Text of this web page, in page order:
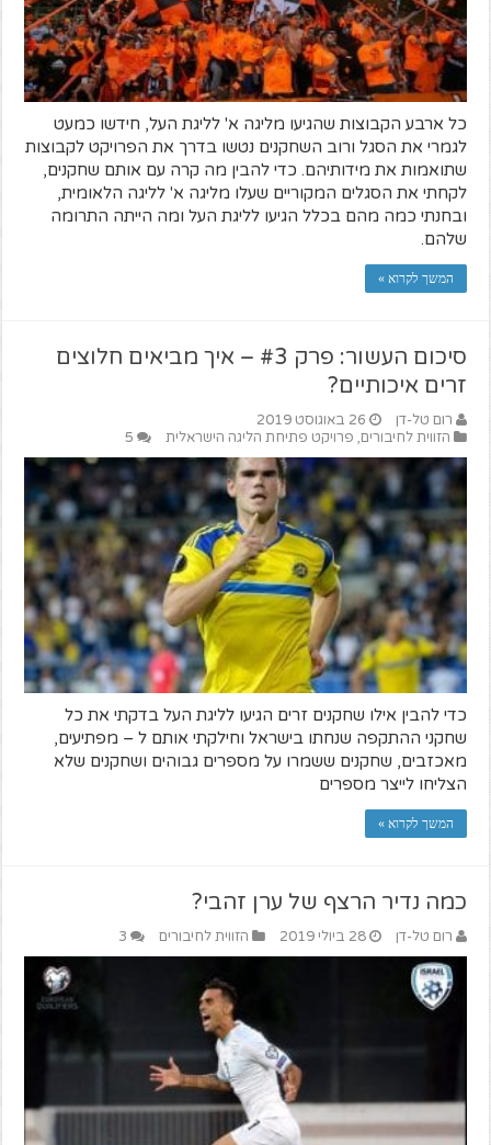
כל ארבע הקבוצות שהגיעו מליגה א' לליגת העל, חידשו כמעט
לגמרי את הסגל ורוב השחקנים נטשו בדרך את הפרויקט לקבוצות
שתואמות את מידותיהם. כדי להבין מה קרה עם אותם שחקנים,
לקחתי את הסגלים המקוריים שעלו מליגה א' לליגה הלאומית,
ובחנתי כמה מהם בכלל הגיעו לליגת העל ומה הייתה התרומה
שלהם.
המשך לקרוא »
סיכום העשור: פרק #3 – איך מביאים חלוצים
זרים איכותיים?
רום טל-דן
26 באוגוסט 2019
הזווית לחיבורים, פרויקט פתיחת הליגה הישראלית 5
כדי להבין אילו שחקנים זרים הגיעו לליגת העל בדקתי את כל
שחקני ההתקפה שנחתו בישראל וחילקתי אותם ל – מפתיעים,
מאכזבים, שחקנים ששמרו על מספרים גבוהים ושחקנים שלא
הצליחו לייצר מספרים
המשך לקרוא »
כמה נדיר הרצף של ערן זהבי?
רום טל-דן 28 ביולי 2019 הזווית לחיבורים 3